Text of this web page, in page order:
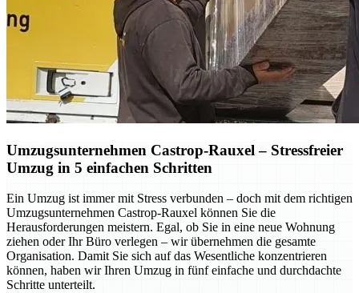
Umzugsunternehmen Castrop-Rauxel – Stressfreier
Umzug in 5 einfachen Schritten
Ein Umzug ist immer mit Stress verbunden – doch mit dem richtigen
Umzugsunternehmen Castrop-Rauxel können Sie die
Herausforderungen meistern. Egal, ob Sie in eine neue Wohnung
ziehen oder Ihr Büro verlegen – wir übernehmen die gesamte
Organisation. Damit Sie sich auf das Wesentliche konzentrieren
können, haben wir Ihren Umzug in fünf einfache und durchdachte
Schritte unterteilt.